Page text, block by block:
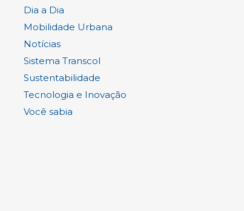
Dia a Dia
Mobilidade Urbana
Notícias
Sistema Transcol
Sustentabilidade
Tecnologia e Inovação
Você sabia